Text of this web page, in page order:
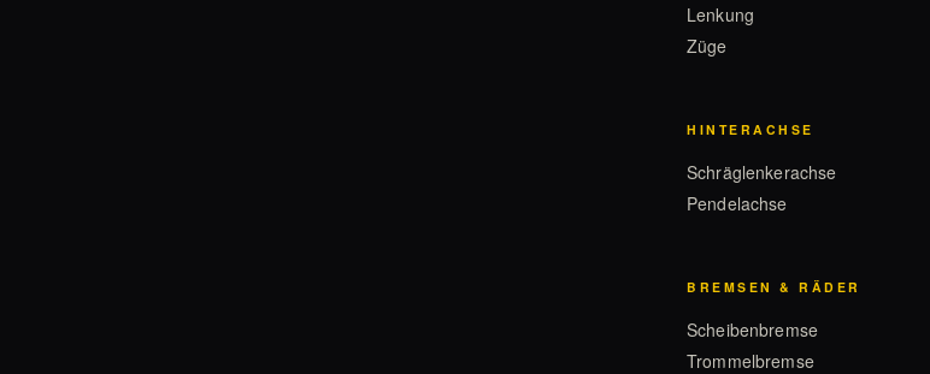
Lenkung
Züge
HINTERACHSE
Schräglenkerachse
Pendelachse
BREMSEN & RÄDER
Scheibenbremse
Trommelbremse